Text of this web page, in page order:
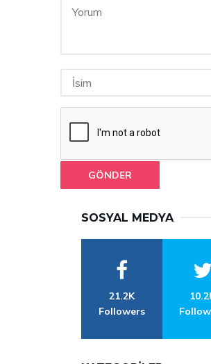
GÖNDER
SOSYAL MEDYA
21.2K
Followers